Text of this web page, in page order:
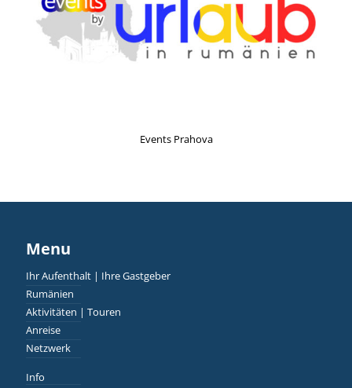
Events Prahova
Menu
Ihr Aufenthalt | Ihre Gastgeber
Rumänien
Aktivitäten | Touren
Anreise
Netzwerk
Info